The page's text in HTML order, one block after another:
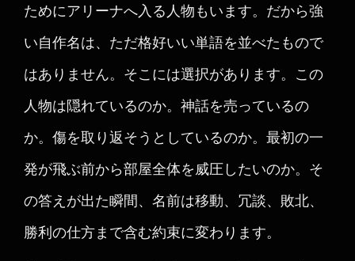
ためにアリーナへ入る人物もいます。だから強
い自作名は、ただ格好いい単語を並べたもので
はありません。そこには選択があります。この
人物は隠れているのか。神話を売っているの
か。傷を取り返そうとしているのか。最初の一
発が飛ぶ前から部屋全体を威圧したいのか。そ
の答えが出た瞬間、名前は移動、冗談、敗北、
勝利の仕方まで含む約束に変わります。